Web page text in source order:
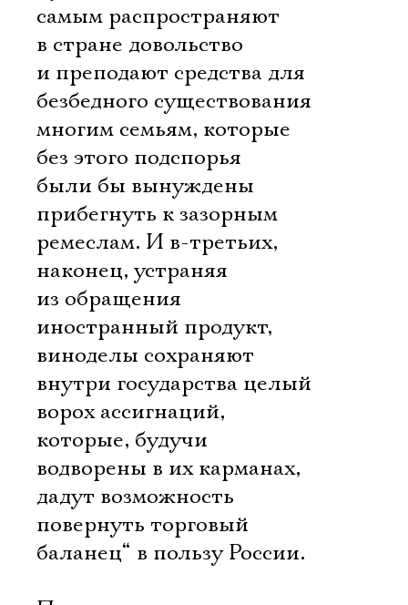
самым распространяют
в стране довольство
и преподают средства для
безбедного существования
многим семьям, которые
без этого подспорья
были бы вынуждены
прибегнуть к зазорным
ремеслам. И в-третьих,
наконец, устраняя
из обращения
иностранный продукт,
виноделы сохраняют
внутри государства целый
ворох ассигнаций,
которые, будучи
водворены в их карманах,
дадут возможность
повернуть торговый
баланец“ в пользу России.